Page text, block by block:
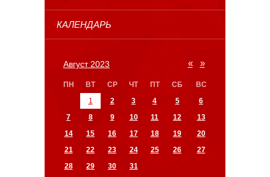
КАЛЕНДАРЬ
«
Август 2023 »
ПН ВТ СР ЧТ ПТ СБ
ВС
1
2 3 4 5
6
7
8 9 10 11 12
13
14
15 16 17 18 19
20
21
22 23 24 25 26
27
28
29 30 31